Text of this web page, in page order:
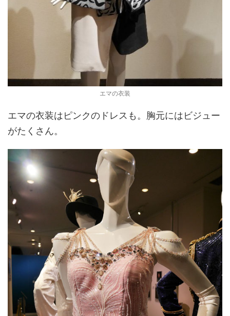
エマの衣装
エマの衣装はピンクのドレスも。胸元にはビジュー
がたくさん。